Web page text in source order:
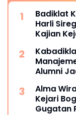
Badiklat
Harli
Kajian
Alumni
Alma
Kejari
Gugatan